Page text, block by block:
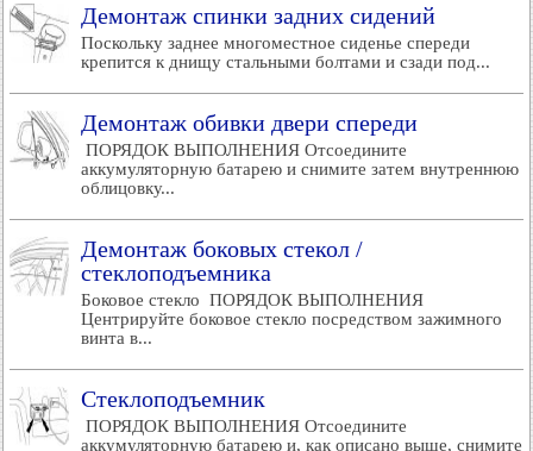
Демонтаж спинки задних сидений
Поскольку заднее многоместное сиденье спереди
крепится к днищу стальными болтами и сзади под...
Демонтаж обивки двери спереди
ПОРЯДОК ВЫПОЛНЕНИЯ Отсоедините
аккумуляторную батарею и снимите затем внутреннюю
облицовку...
Демонтаж боковых стекол /
стеклоподъемника
Боковое стекло ПОРЯДОК ВЫПОЛНЕНИЯ
Центрируйте боковое стекло посредством зажимного
винта в...
Стеклоподъемник
ПОРЯДОК ВЫПОЛНЕНИЯ Отсоедините
аккумуляторную батарею и, как описано выше, снимите